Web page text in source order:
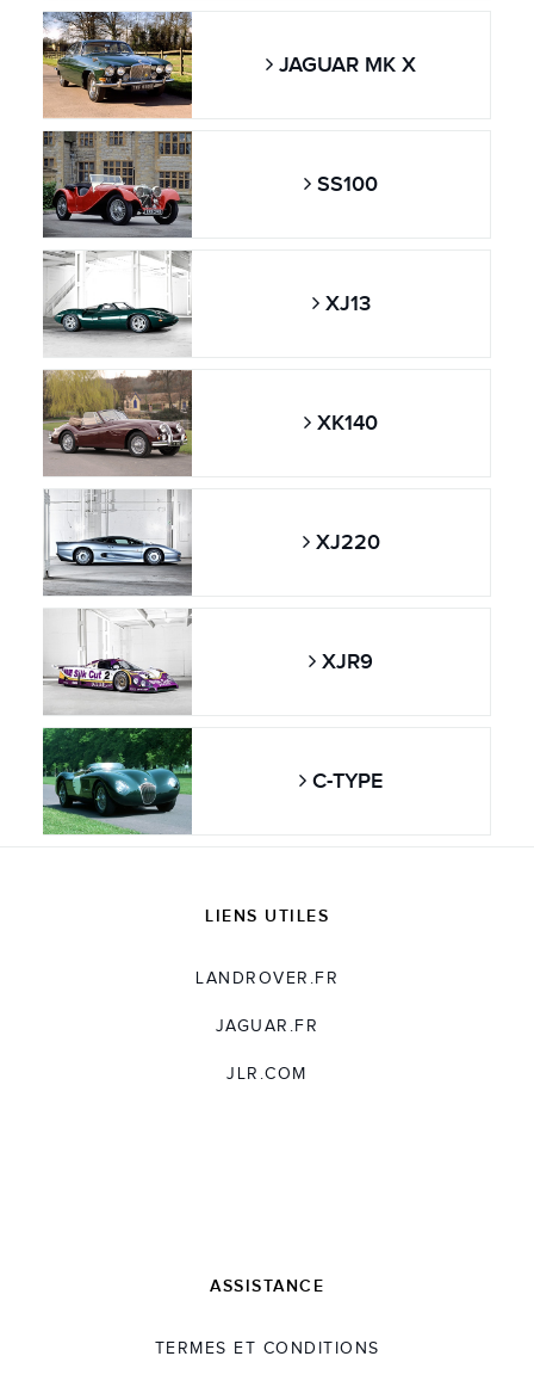
JAGUAR MK X
SS100
XJ13
XK140
XJ220
XJR9
C-TYPE
LIENS UTILES
LANDROVER.FR
JAGUAR.FR
JLR.COM
ASSISTANCE
TERMES ET CONDITIONS